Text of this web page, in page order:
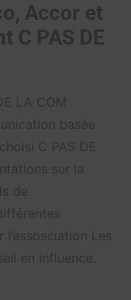
Accor et
C PAS DE
LA COM
basée
C PAS DE
sur la
de
Les
en influence.